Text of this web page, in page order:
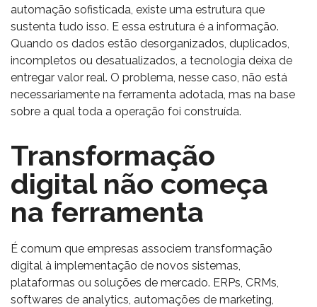
automação sofisticada, existe uma estrutura que
sustenta tudo isso. E essa estrutura é a informação.
Quando os dados estão desorganizados, duplicados,
incompletos ou desatualizados, a tecnologia deixa de
entregar valor real. O problema, nesse caso, não está
necessariamente na ferramenta adotada, mas na base
sobre a qual toda a operação foi construída.
Transformação
digital não começa
na ferramenta
É comum que empresas associem transformação
digital à implementação de novos sistemas,
plataformas ou soluções de mercado. ERPs, CRMs,
softwares de analytics, automações de marketing,